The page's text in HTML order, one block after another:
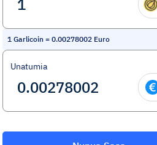
1 Garlicoin = 0.00278002 Euro
Unatumia